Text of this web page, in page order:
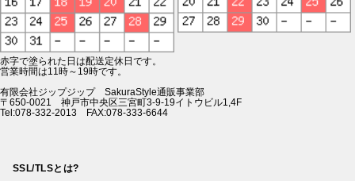
赤字で塗られた日は配送定休日です。
営業時間は11時～19時です。
有限会社ジップジップ SakuraStyle通販事業部
〒650-0021 神戸市中央区三宮町3-9-19イトウビル1,4F
Tel:078-332-2013 FAX:078-333-6644
SSL/TLSとは?